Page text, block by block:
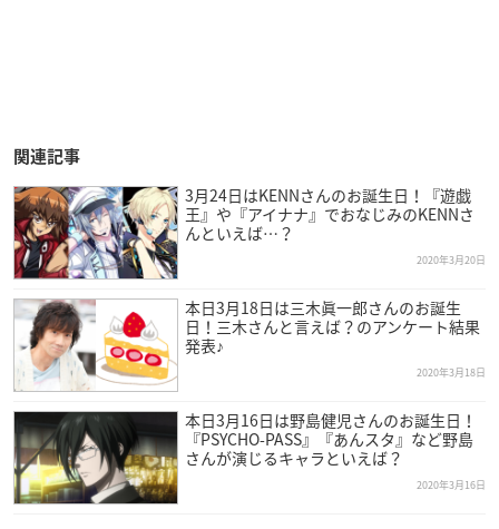
関連記事
3月24日はKENNさんのお誕生日！『遊戯
王』や『アイナナ』でおなじみのKENNさ
んといえば…？
2020年3月20日
本日3月18日は三木眞一郎さんのお誕生
日！三木さんと言えば？のアンケート結果
発表♪
2020年3月18日
本日3月16日は野島健児さんのお誕生日！
『PSYCHO-PASS』『あんスタ』など野島
さんが演じるキャラといえば？
2020年3月16日